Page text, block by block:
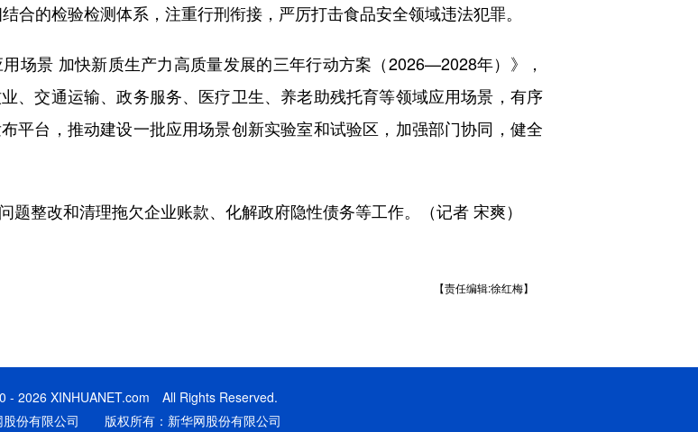
合的检验检测体系，注重行刑衔接，严厉打击食品安全领域违法犯罪。
景 加快新质生产力高质量发展的三年行动方案（2026—2028年）》，
、交通运输、政务服务、医疗卫生、养老助残托育等领域应用场景，有序
平台，推动建设一批应用场景创新实验室和试验区，加强部门协同，健全
整改和清理拖欠企业账款、化解政府隐性债务等工作。（记者 宋爽）
【责任编辑:徐红梅】
- 2026 XINHUANET.com All Rights Reserved.
股份有限公司 版权所有：新华网股份有限公司